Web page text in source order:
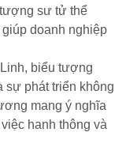
sư tử thể
doanh nghiệp
biểu tượng
sự phát triển không
mang ý nghĩa
hanh thông và